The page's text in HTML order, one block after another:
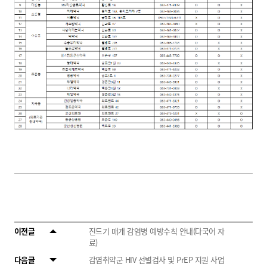
이전글
진드기 매개 감염병 예방수칙 안내(다국어 자
료)
다음글
감염취약군 HIV 선별검사 및 PrEP 지원 사업